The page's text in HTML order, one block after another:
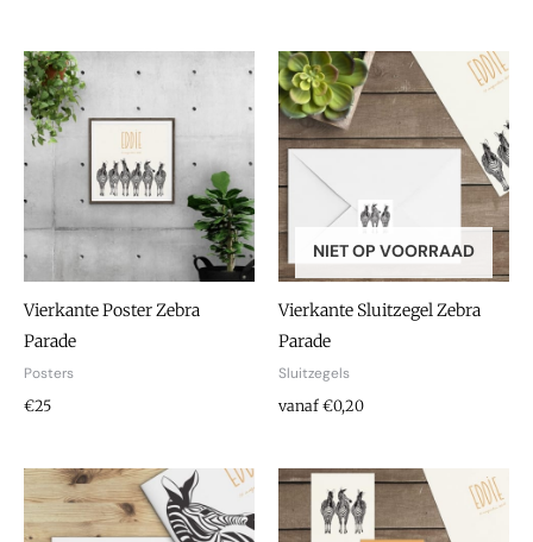
Vierkante Poster Zebra
Parade
Posters
€25
NIET OP VOORRAAD
Vierkante Sluitzegel Zebra
Parade
Sluitzegels
vanaf €0,20